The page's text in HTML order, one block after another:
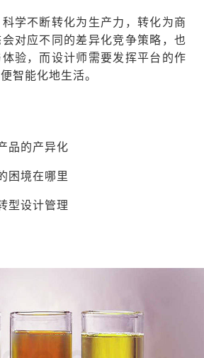
学不断转化为生产力，转化为商
对应不同的差异化竞争策略，也
验，而设计师需要发挥平台的作
智能化地生活。
品的产异化
困境在哪里
型设计管理